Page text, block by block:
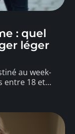
: quel
léger
au week-
entre 18 et…